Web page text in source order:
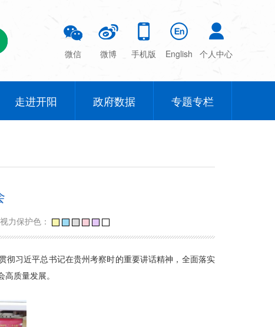
微信 微博 手机版 English 个人中心
走进开阳 政府数据 专题专栏
视力保护色：
彻习近平总书记在贵州考察时的重要讲话精神，全面落实
质量发展。